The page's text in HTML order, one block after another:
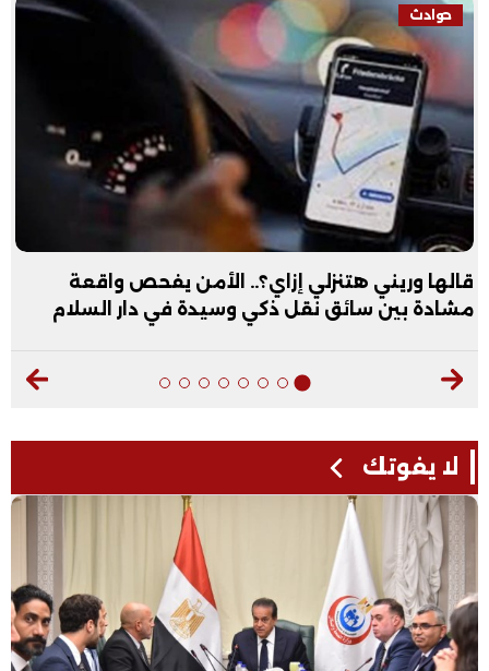
حوادث
قالها وريني هتنزلي إزاي؟.. الأمن يفحص واقعة
مشادة بين سائق نقل ذكي وسيدة في دار السلام
لا يفوتك